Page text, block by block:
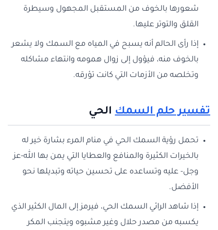
شعورها بالخوف من المستقبل المجهول وسيطرة
القلق والتوتر عليها.
إذا رأى الحالم أنه يسبح في المياه مع السمك ولا يشعر
بالخوف منه، فيؤول إلى زوال همومه وانتهاء مشاكله
وتخلصه من الأزمات التي كانت تؤرقه.
تفسير حلم السمك الحي
تحمل رؤية السمك الحي في منام المرء بشارة خير له
بالخيرات الكثيرة والمنافع والعطايا التي يمن بها الله-عز
وجل- عليه وتساعده على تحسين حياته وتبديلها نحو
الأفضل.
إذا شاهد الرائي السمك الحي، فيرمز إلى المال الكثير الذي
يكسبه من مصدر حلال وغير مشبوه ويتجنب المكر